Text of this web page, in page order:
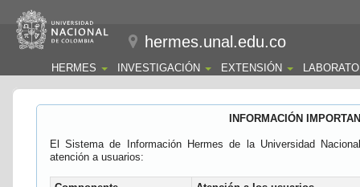
hermes.unal.edu.co
HERMES INVESTIGACIÓN EXTENSIÓN
INFORMACIÓN
El Sistema de Información Hermes de la Universidad
atención a usuarios: